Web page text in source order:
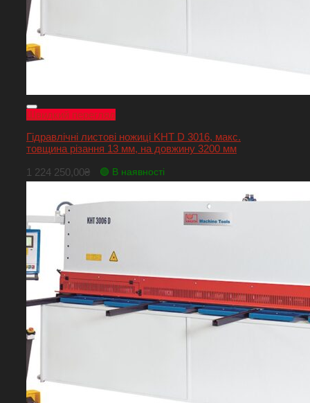
Швидкий перегляд
Гідравлічні листові ножиці KHT D 3016, макс.
товщина різання 13 мм, на довжину 3200 мм
1 224 250,00₴ 🟢 В наявності